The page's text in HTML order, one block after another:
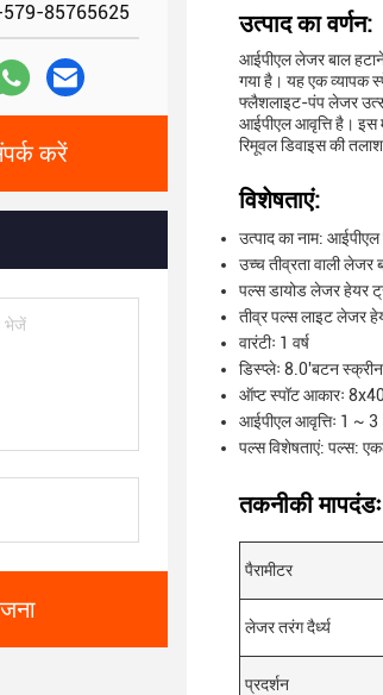
85765625
करें
उत्पाद का वर्णन:
आईपीएल लेजर बाल
गया है। यह एक व्यापक
फ्लैशलाइट-पंप लेजर
आईपीएल आवृत्ति है। इस
रिमूवल डिवाइस की
विशेषताएं:
उत्पाद का नाम:
उच्च तीव्रता वाली लेजर
पल्स डायोड लेजर हेयर
तीव्र पल्स लाइट लेजर
वारंटीः 1 वर्ष
डिस्प्लेः 8.0'बटन स्क्रीन
ऑप्ट स्पॉट आकारः
आईपीएल आवृत्तिः 1 ~ 3
पल्स विशेषताएं: पल्स:
तकनीकी मापदंडः
पैरामीटर
लेजर तरंग दैर्ध्य
प्रदर्शन